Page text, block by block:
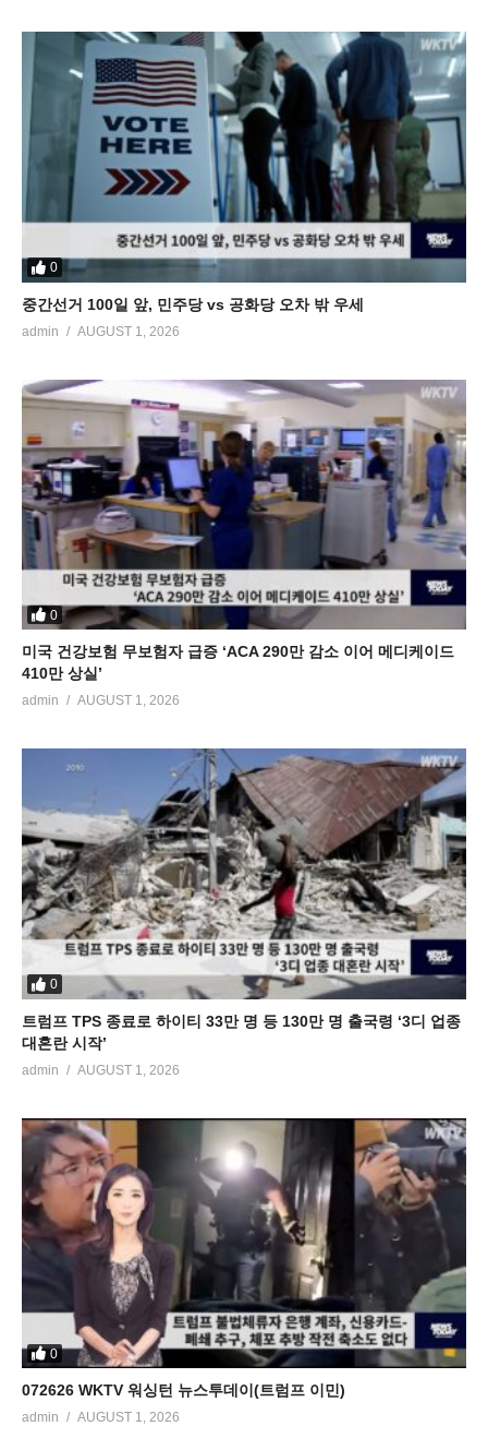
0
중간선거 100일 앞, 민주당 vs 공화당 오차 밖 우세
admin AUGUST 1, 2026
0
미국 건강보험 무보험자 급증 ‘ACA 290만 감소 이어 메디케이드
410만 상실’
admin AUGUST 1, 2026
0
트럼프 TPS 종료로 하이티 33만 명 등 130만 명 출국령 ‘3디 업종
대혼란 시작’
admin AUGUST 1, 2026
0
072626 WKTV 워싱턴 뉴스투데이(트럼프 이민)
admin AUGUST 1, 2026